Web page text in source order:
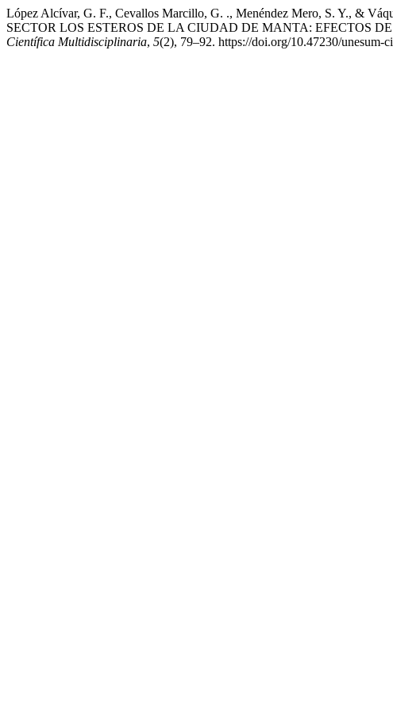
López Alcívar, G. F., Cevallos Marcillo, G. ., Menéndez Mero, S. Y., &
SECTOR LOS ESTEROS DE LA CIUDAD DE MANTA: EFECTOS
Científica Multidisciplinaria, 5(2), 79–92. https://doi.org/10.47230/unesum-